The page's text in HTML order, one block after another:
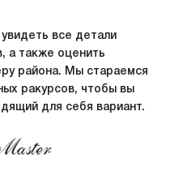
все детали
а также оценить
района. Мы стараемся
ракурсов, чтобы вы
для себя вариант.